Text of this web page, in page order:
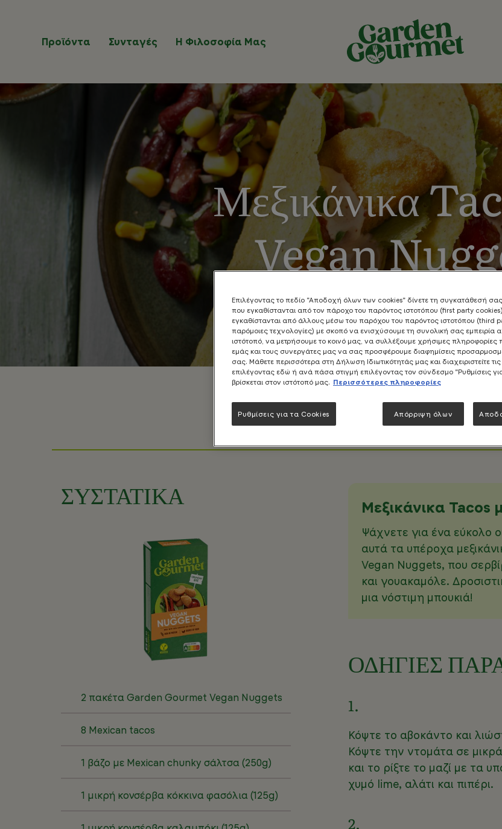
Προϊόντα Συνταγές Η Φιλοσοφία Μας
Μεξικάνικα
Vegan
ΜΕΡΙΔΕΣ 30MIN
ΣΥΣΤΑΤΙΚΑ
2 πακέτα Garden Gourmet Vegan Nuggets
8 Mexican tacos
1 βάζο με Mexican chunky σάλτσα (250g)
1 μικρή κονσέρβα κόκκινα φασόλια (125g)
Μεξικάνικα Tacos
Ψάχνετε για ένα εύκολο
αυτά τα υπέροχα
Vegan Nuggets, που
και γουακαμόλε.
μια νόστιμη μπουκιά!
ΟΔΗΓΙΕΣ
1.
Κόψτε το αβοκάντο και
Κόψτε την ντομάτα σε
και το ρίξτε το μαζί με τα
χυμό lime, αλάτι και πιπέρι.
2.
Επιλέγοντας το πεδίο "Αποδοχή όλων των cookies" δίνετε τη συγκατάθεσή
που εγκαθίστανται από τον πάροχο του παρόντος ιστοτόπου (first party
εγκαθίστανται από άλλους μέσω του παρόχου του παρόντος ιστοτόπου (third
παρόμοιες τεχνολογίες) με σκοπό να ενισχύσουμε τη συνολική σας εμπειρία
ιστότοπό, να μετρήσουμε το κοινό μας, να συλλέξουμε χρήσιμες πληροφορίες
εμάς και τους συνεργάτες μας να σας προσφέρουμε διαφημίσεις
σας. Μάθετε περισσότερα στη Δήλωση Ιδιωτικότητάς μας και διαχειριστείτε
επιλέγοντας εδώ ή ανά πάσα στιγμή επιλέγοντας τον σύνδεσμο "Ρυθμίσεις
βρίσκεται στον ιστότοπό μας. Περισσότερες πληροφορίες
Ρυθμίσεις για τα Cookies Απόρριψη όλων